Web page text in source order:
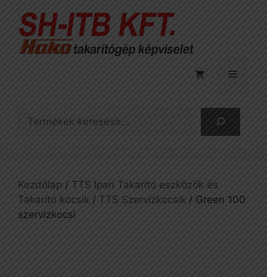
tartalomba
Menü
Kezdőlap / TTS Ipari Takarító eszközök és
Takarító kocsik / TTS Szervízkocsik / Green 100
szervizkocsi